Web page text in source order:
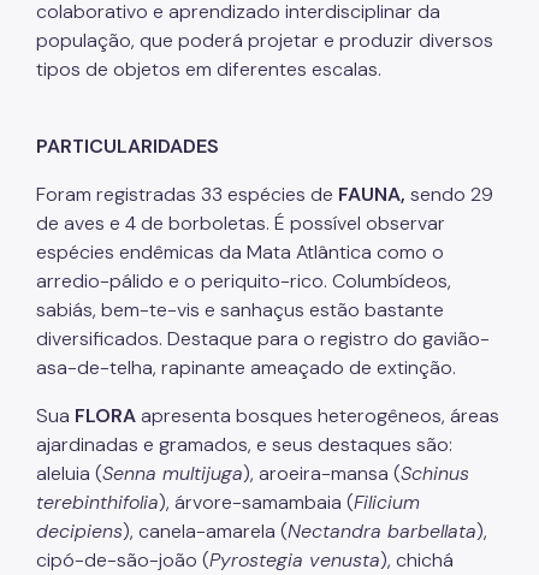
colaborativo e aprendizado interdisciplinar da
população, que poderá projetar e produzir diversos
tipos de objetos em diferentes escalas.
PARTICULARIDADES
Foram registradas 33 espécies de FAUNA, sendo 29
de aves e 4 de borboletas. É possível observar
espécies endêmicas da Mata Atlântica como o
arredio-pálido e o periquito-rico. Columbídeos,
sabiás, bem-te-vis e sanhaçus estão bastante
diversificados. Destaque para o registro do gavião-
asa-de-telha, rapinante ameaçado de extinção.
Sua FLORAapresenta bosques heterogêneos, áreas
ajardinadas e gramados, e seus destaques são:
aleluia (Senna multijuga), aroeira-mansa (Schinus
terebinthifolia), árvore-samambaia (Filicium
decipiens), canela-amarela (Nectandra barbellata),
cipó-de-são-joão (Pyrostegia venusta), chichá